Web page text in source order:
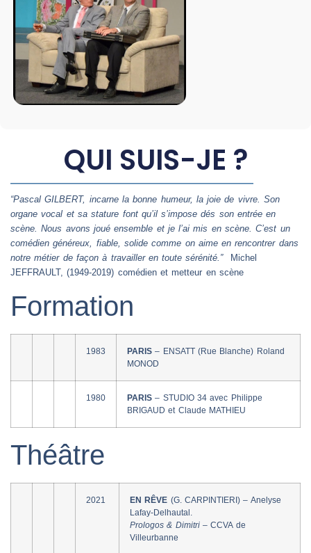
QUI SUIS-JE ?
“Pascal GILBERT, incarne la bonne humeur, la joie de vivre. Son
organe vocal et sa stature font qu’il s’impose dés son entrée en
scène. Nous avons joué ensemble et je l’ai mis en scène. C’est un
comédien généreux, fiable, solide comme on aime en rencontrer dans
notre métier de façon à travailler en toute sérénité.” Michel
JEFFRAULT, (1949-2019) comédien et metteur en scène
Formation
1983 PARIS – ENSATT (Rue Blanche) Roland
MONOD
1980 PARIS – STUDIO 34 avec Philippe
BRIGAUD et Claude MATHIEU
Théâtre
2021 EN RÊVE (G. CARPINTIERI) – Anelyse
Lafay-Delhautal.
Prologos & Dimitri –CCVA de
Villeurbanne